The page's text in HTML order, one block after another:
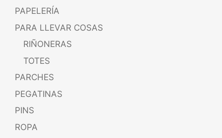
PAPELERÍA
PARA LLEVAR COSAS
RIÑONERAS
TOTES
PARCHES
PEGATINAS
PINS
ROPA